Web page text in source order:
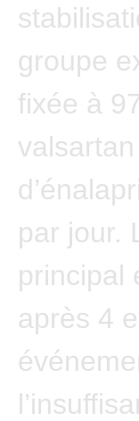
groupe
fixée à
par jour.
principal
après 4